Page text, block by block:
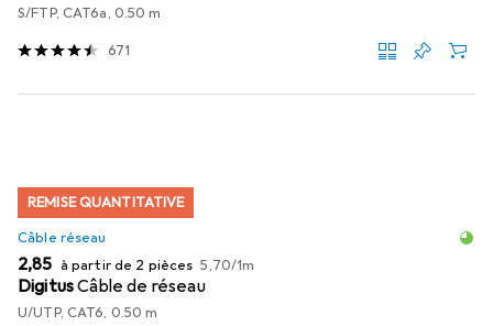
S/FTP, CAT6a, 0.50 m
671
REMISE QUANTITATIVE
Câble réseau
EUR
2,85 à partir de 2 pièces EUR
5,70/1m
DigitusCâble de réseau
U/UTP, CAT6, 0.50 m